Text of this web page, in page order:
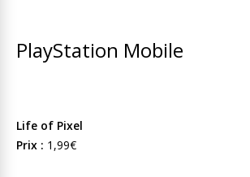
PlayStation Mobile
Life of Pixel
Prix : 1,99€